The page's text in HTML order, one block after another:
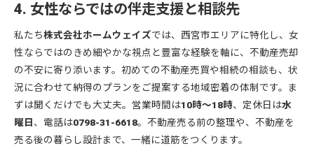
4. 女性ならではの伴走支援と相談先
私たち株式会社ホームウェイズでは、西宮市エリアに特化し、女
性ならではのきめ細やかな視点と豊富な経験を軸に、不動産売却
の不安に寄り添います。初めての不動産売買や相続の相談も、状
況に合わせて納得のプランをご提案する地域密着の体制です。ま
ずは聞くだけでも大丈夫。営業時間は10時〜18時、定休日は水
曜日、電話は0798-31-6618。不動産売る前の整理や、不動産を
売る後の暮らし設計まで、一緒に道筋をつくります。